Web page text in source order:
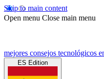
Skip to main content
Open menu Close main menu
mejores consejos tecnológicos
ES Edition